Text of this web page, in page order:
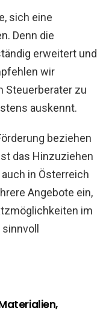
sich eine
Denn die
erweitert und
wir
Steuerberater zu
auskennt.
beziehen
das Hinzuziehen
in Österreich
Angebote ein,
im
sinnvoll